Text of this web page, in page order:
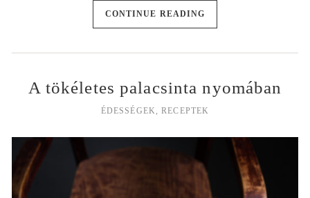
CONTINUE READING
A tökéletes palacsinta nyomában
ÉDESSÉGEK ,RECEPTEK